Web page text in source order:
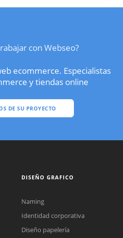
con Webseo?
ecommerce. Especialistas
y tiendas online
DE SU PROYECTO
DISEÑO GRAFICO
Naming
Identidad corporativa
Diseño papelería